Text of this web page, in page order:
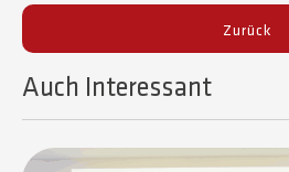
Zurück
Auch Interessant​